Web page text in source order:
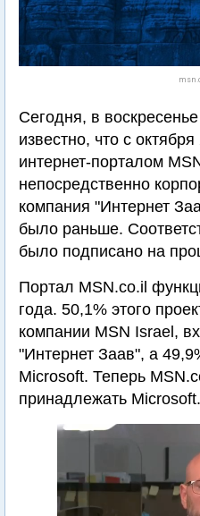
Сегодня, в
известно, что с
интернет-порталом
непосредственно
компания "Интернет
было раньше.
было подписано на
Портал MSN.co.il
года. 50,1% этого
компании MSN Israel,
"Интернет Заав", а
Microsoft. Теперь
принадлежать Microsoft.